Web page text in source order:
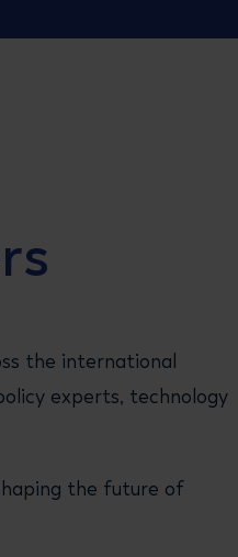
the international
experts, technology
the future of